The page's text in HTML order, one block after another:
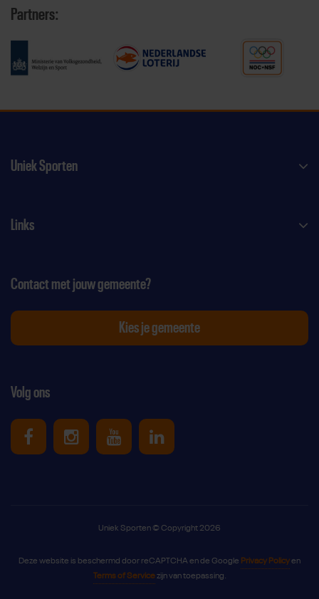
Partners:
Uniek Sporten
Links
Volg ons
Uniek Sporten op Facebook
Uniek Sporten op Instagram
Uniek Sporten op Youtube
Uniek Sporten op
Contact met jouw gemeente?
Kies je gemeente
Uniek Sporten © Copyright 2026
Deze website is beschermd door reCAPTCHA en de Google Privacy Policyen
Terms of Servicezijn van toepassing.